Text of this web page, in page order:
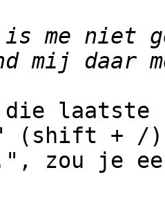
laatste
(shift + /)
zou je